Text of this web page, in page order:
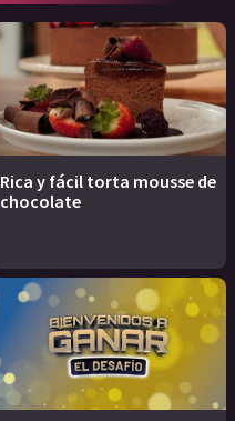
Rica y fácil torta mousse de
chocolate